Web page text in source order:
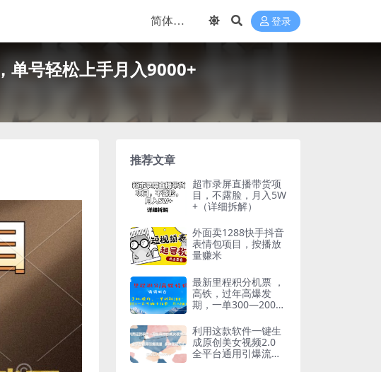
登录
单号轻松上手月入9000+
推荐文章
超市录屏直播带货项
目，不露脸，月入5W
+（详细拆解）
外面卖1288快手抖音
表情包项目，按播放
量赚米
最新里程积分机票 ，
高铁，过年高爆发
期，一单300—2000
利用这款软件一键生
成原创美女视频2.0
全平台通用引爆流量